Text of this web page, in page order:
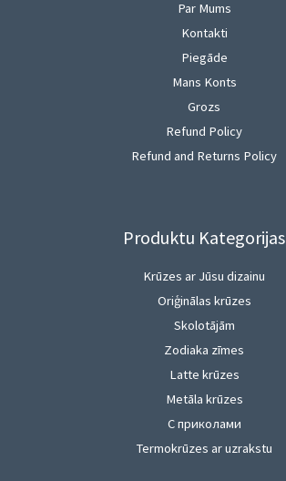
Par Mums
Kontakti
Piegāde
Mans Konts
Grozs
Refund Policy
Refund and Returns Policy
Produktu Kategorijas
Krūzes ar Jūsu dizainu
Oriģinālas krūzes
Skolotājām
Zodiaka zīmes
Latte krūzes
Metāla krūzes
С приколами
Termokrūzes ar uzrakstu